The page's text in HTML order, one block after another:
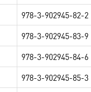
978-3-902945-82-2
978-3-902945-83-9
978-3-902945-84-6
978-3-902945-85-3